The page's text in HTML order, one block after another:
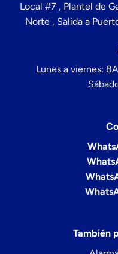
Local #7 , Plantel de
Norte , Salida a
Lunes a viernes:
También